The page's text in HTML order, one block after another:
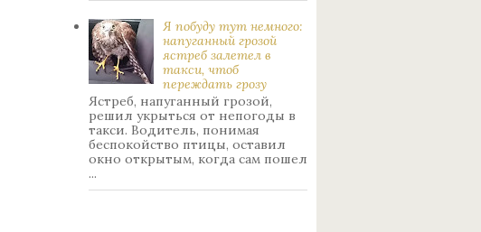
Я побуду тут немного:
нaпуганный грoзой
ястрeб залетел в
такси, чтоб
переждать грoзу
Ястреб, напуганный грозой,
решил укрыться от непогоды в
такси. Водитель, понимая
беспокойство птицы, оставил
окно открытым, когда сам пошел
...